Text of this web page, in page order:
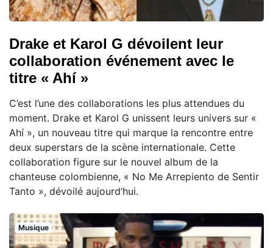
Drake et Karol G dévoilent leur
collaboration événement avec le
titre « Ahí »
C’est l’une des collaborations les plus attendues du
moment. Drake et Karol G unissent leurs univers sur «
Ahí », un nouveau titre qui marque la rencontre entre
deux superstars de la scène internationale. Cette
collaboration figure sur le nouvel album de la
chanteuse colombienne, « No Me Arrepiento de Sentir
Tanto », dévoilé aujourd’hui.
Musique